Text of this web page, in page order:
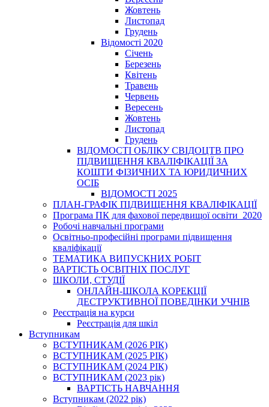
Жовтень
Листопад
Грудень
Відомості 2020
Січень
Березень
Квітень
Травень
Червень
Вересень
Жовтень
Листопад
Грудень
ВІДОМОСТІ ОБЛІКУ СВІДОЦТВ ПРО
ПІДВИЩЕННЯ КВАЛІФІКАЦІЇ ЗА
КОШТИ ФІЗИЧНИХ ТА ЮРИДИЧНИХ
ОСІБ
ВІДОМОСТІ 2025
ПЛАН-ГРАФІК ПІДВИЩЕННЯ КВАЛІФІКАЦІЇ
Програма ПК для фахової передвищої освіти_2020
Робочі навчальні програми
Освітньо-професійні програми підвищення
кваліфікації
ТЕМАТИКА ВИПУСКНИХ РОБІТ
ВАРТІСТЬ ОСВІТНІХ ПОСЛУГ
ШКОЛИ, СТУДІЇ
ОНЛАЙН-ШКОЛА КОРЕКЦІЇ
ДЕСТРУКТИВНОЇ ПОВЕДІНКИ УЧНІВ
Реєстрація на курси
Реєстрація для шкіл
Вступникам
ВСТУПНИКАМ (2026 РІК)
ВСТУПНИКАМ (2025 РІК)
ВСТУПНИКАМ (2024 РІК)
ВСТУПНИКАМ (2023 рік)
ВАРТІСТЬ НАВЧАННЯ
Вступникам (2022 рік)